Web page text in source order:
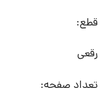
قطع:
رقعی
تعداد صفحه: